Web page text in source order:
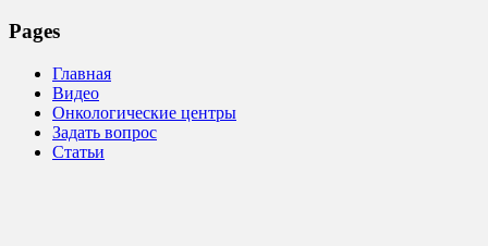
Pages
Главная
Видео
Онкологические центры
Задать вопрос
Статьи